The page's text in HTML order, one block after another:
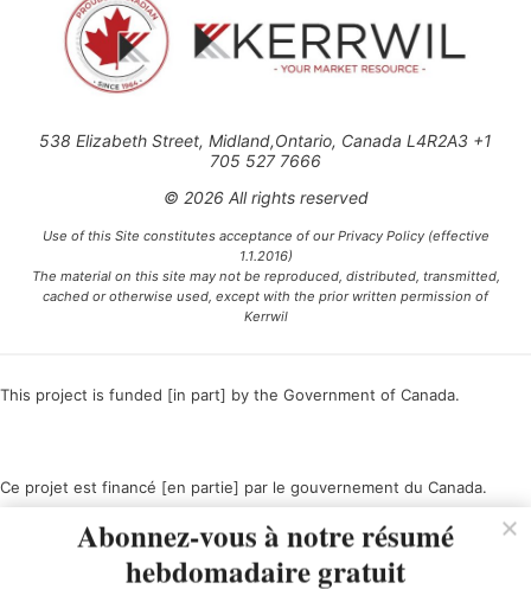
538 Elizabeth Street, Midland,Ontario, Canada L4R2A3 +1
705 527 7666
© 2026 All rights reserved
Use of this Site constitutes acceptance of our Privacy Policy (effective
1.1.2016)
The material on this site may not be reproduced, distributed, transmitted,
cached or otherwise used, except with the prior written permission of
Kerrwil
This project is funded [in part] by the Government of Canada.
Ce projet est financé [en partie] par le gouvernement du Canada.
Abonnez-vous à notre résumé
hebdomadaire gratuit